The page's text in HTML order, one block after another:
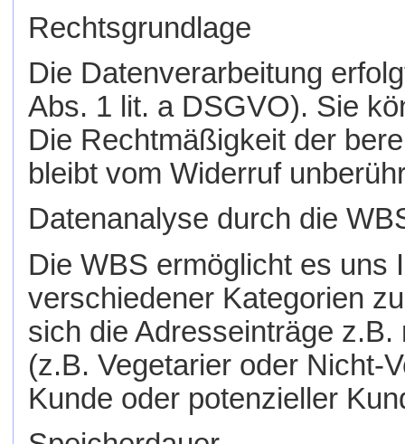
Rechtsgrundlage
Die Datenverarbeitung
Abs. 1 lit. a DSGVO). Sie
Die Rechtmäßigkeit der
bleibt vom Widerruf
Datenanalyse durch die
Die WBS ermöglicht es uns
verschiedener Kategorien
sich die Adresseinträge
(z.B. Vegetarier oder Nicht-
Kunde oder potenzieller